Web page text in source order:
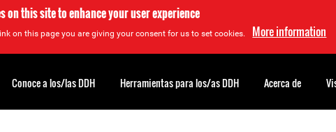
on this site to enhance your user experience
on this page you are giving your consent for us to set cookies. More information
Conoce a los/las DDH Herramientas para los/as DDH Acerca de